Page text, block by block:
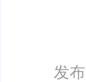
发